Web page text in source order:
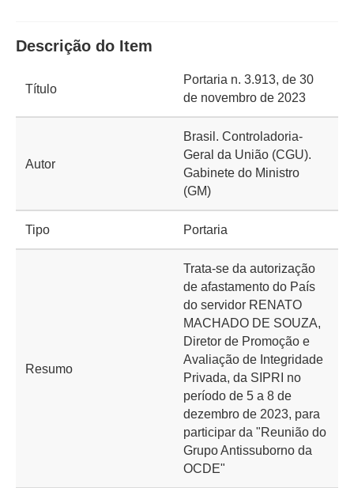
Descrição do Item
Título
Portaria n. 3.913, de 30
de novembro de 2023
Autor
Brasil. Controladoria-
Geral da União (CGU).
Gabinete do Ministro
(GM)
Tipo Portaria
Resumo
Trata-se da autorização
de afastamento do País
do servidor RENATO
MACHADO DE SOUZA,
Diretor de Promoção e
Avaliação de Integridade
Privada, da SIPRI no
período de 5 a 8 de
dezembro de 2023, para
participar da "Reunião do
Grupo Antissuborno da
OCDE"